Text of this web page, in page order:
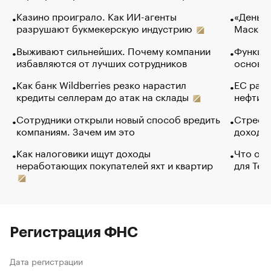
Казино проиграло. Как ИИ-агенты
разрушают букмекерскую индустрию
Выживают сильнейших. Почему компании
избавляются от лучших сотрудников
Как банк Wildberries резко нарастил
кредиты селлерам до атак на склады
Сотрудники открыли новый способ вредить
компаниям. Зачем им это
Как налоговики ищут доходы
неработающих покупателей яхт и квартир
Маск в
основ
ЕС
нефти
Что
для
Регистрация ФНС
Дата регистрации